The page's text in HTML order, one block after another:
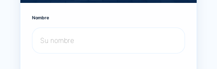
Nombre